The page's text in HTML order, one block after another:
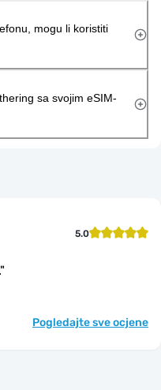
mogu li koristiti
sa svojim eSIM-
5.0
"
Pogledajte sve ocjene